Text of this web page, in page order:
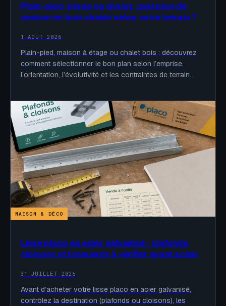
Plain-pied, étage ou chalet, quel plan de
maison en bois choisir selon votre terrain ?
1 AOÛT 2026
Plain-pied, maison à étage ou chalet bois : découvrez
comment sélectionner le bon plan selon l’emprise,
l’orientation, l’évolutivité et les contraintes de terrain.
MAISON & DÉCO
Lisse placo en acier galvanisé : plafonds,
cloisons et longueurs à vérifier avant achat
31 JUILLET 2026
Avant d’acheter votre lisse placo en acier galvanisé,
contrôlez la destination (plafonds ou cloisons), les